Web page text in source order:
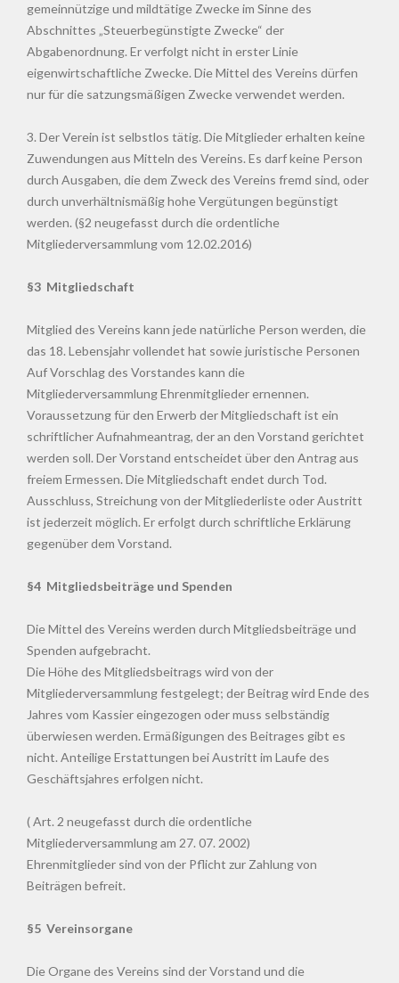
gemeinnützige und mildtätige Zwecke im Sinne des
Abschnittes „Steuerbegünstigte Zwecke“ der
Abgabenordnung. Er verfolgt nicht in erster Linie
eigenwirtschaftliche Zwecke. Die Mittel des Vereins dürfen
nur für die satzungsmäßigen Zwecke verwendet werden.
3. Der Verein ist selbstlos tätig. Die Mitglieder erhalten keine
Zuwendungen aus Mitteln des Vereins. Es darf keine Person
durch Ausgaben, die dem Zweck des Vereins fremd sind, oder
durch unverhältnismäßig hohe Vergütungen begünstigt
werden. (§2 neugefasst durch die ordentliche
Mitgliederversammlung vom 12.02.2016)
§3 Mitgliedschaft
Mitglied des Vereins kann jede natürliche Person werden, die
das 18. Lebensjahr vollendet hat sowie juristische Personen
Auf Vorschlag des Vorstandes kann die
Mitgliederversammlung Ehrenmitglieder ernennen.
Voraussetzung für den Erwerb der Mitgliedschaft ist ein
schriftlicher Aufnahmeantrag, der an den Vorstand gerichtet
werden soll. Der Vorstand entscheidet über den Antrag aus
freiem Ermessen. Die Mitgliedschaft endet durch Tod.
Ausschluss, Streichung von der Mitgliederliste oder Austritt
ist jederzeit möglich. Er erfolgt durch schriftliche Erklärung
gegenüber dem Vorstand.
§4 Mitgliedsbeiträge und Spenden
Die Mittel des Vereins werden durch Mitgliedsbeiträge und
Spenden aufgebracht.
Die Höhe des Mitgliedsbeitrags wird von der
Mitgliederversammlung festgelegt; der Beitrag wird Ende des
Jahres vom Kassier eingezogen oder muss selbständig
überwiesen werden. Ermäßigungen des Beitrages gibt es
nicht. Anteilige Erstattungen bei Austritt im Laufe des
Geschäftsjahres erfolgen nicht.
( Art. 2 neugefasst durch die ordentliche
Mitgliederversammlung am 27. 07. 2002)
Ehrenmitglieder sind von der Pflicht zur Zahlung von
Beiträgen befreit.
§5 Vereinsorgane
Die Organe des Vereins sind der Vorstand und die